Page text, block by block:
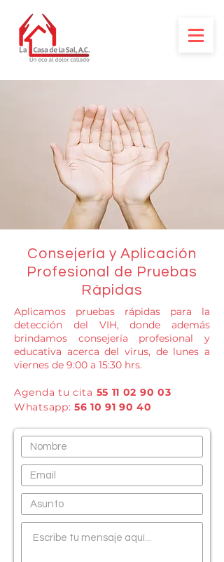
Consejería y Aplicación
Profesional de Pruebas
Rápidas
Aplicamos pruebas rápidas para la
detección del VIH, donde además
brindamos consejería profesional y
educativa acerca del virus, de lunes a
viernes de 9:00 a 15:30 hrs.
Agenda tu cita 55 11 02 90 03
Whatsapp: 56 10 91 90 40